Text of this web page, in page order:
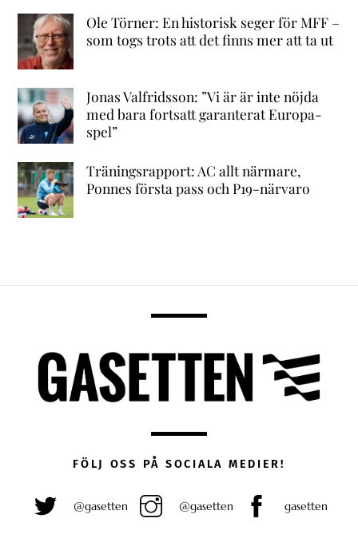
Ole Törner: En historisk seger för MFF –
som togs trots att det finns mer att ta ut
Jonas Valfridsson: ”Vi är är inte nöjda
med bara fortsatt garanterat Europa-
spel”
Träningsrapport: AC allt närmare,
Ponnes första pass och P19-närvaro
FÖLJ OSS PÅ SOCIALA MEDIER!
@gasetten @gasetten gasetten